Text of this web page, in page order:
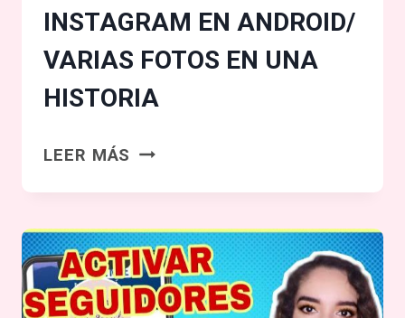
INSTAGRAM EN ANDROID/
VARIAS FOTOS EN UNA
HISTORIA
LEER MÁS CÓMO
PEGAR
FOTOS
EN
HISTORIAS